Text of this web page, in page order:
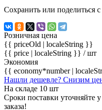
Сохранить или поделиться
Розничная цена
{{ priceOld | localeString }}
{{ price | localeString }} / шт
Экономия
{{ economy*number |
Нашли дешевле? Снизим
На складе 10 шт
Сроки поставки уточняйте
заказа!